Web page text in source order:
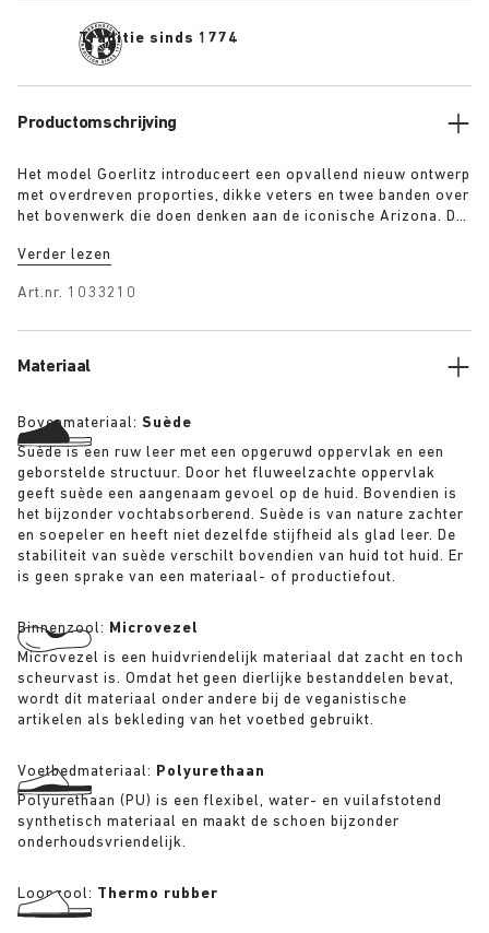
Traditie sinds 1774
Productomschrijving
Het model Goerlitz introduceert een opvallend nieuw ontwerp
met overdreven proporties, dikke veters en twee banden over
het bovenwerk die doen denken aan de iconische Arizona. De
ontwerp een sterke visuele basis, terwijl het luxe suède in
toevoegt.
Verder lezen
Art.nr. 1033210
Materiaal
Bovenmateriaal: Suède
Suède is een ruw leer met een opgeruwd oppervlak en een
geborstelde structuur. Door het fluweelzachte oppervlak
geeft suède een aangenaam gevoel op de huid. Bovendien is
het bijzonder vochtabsorberend. Suède is van nature zachter
en soepeler en heeft niet dezelfde stijfheid als glad leer. De
stabiliteit van suède verschilt bovendien van huid tot huid. Er
is geen sprake van een materiaal- of productiefout.
Binnenzool: Microvezel
Microvezel is een huidvriendelijk materiaal dat zacht en toch
scheurvast is. Omdat het geen dierlijke bestanddelen bevat,
wordt dit materiaal onder andere bij de veganistische
artikelen als bekleding van het voetbed gebruikt.
Voetbedmateriaal: Polyurethaan
Polyurethaan (PU) is een flexibel, water- en vuilafstotend
synthetisch materiaal en maakt de schoen bijzonder
onderhoudsvriendelijk.
Loopzool: Thermo rubber